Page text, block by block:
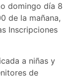
domingo día 8
de la mañana,
Inscripciones
a niñas y
de